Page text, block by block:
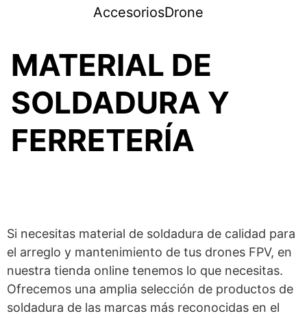
AccesoriosDrone
MATERIAL DE
SOLDADURA Y
FERRETERÍA
Si necesitas material de soldadura de calidad para
el arreglo y mantenimiento de tus drones FPV, en
nuestra tienda online tenemos lo que necesitas.
Ofrecemos una amplia selección de productos de
soldadura de las marcas más reconocidas en el